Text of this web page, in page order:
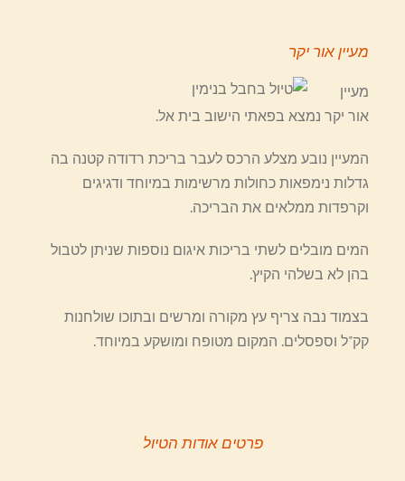
מעיין אור יקר
מעיין
אור יקר נמצא בפאתי הישוב בית אל.
המעיין נובע מצלע הרכס לעבר בריכת רדודה קטנה בה
גדלות נימפאות כחולות מרשימות במיוחד ודגיגים
וקרפדות ממלאים את הבריכה.
המים מובלים לשתי בריכות איגום נוספות שניתן לטבול
בהן לא בשלהי הקיץ.
בצמוד נבה צריף עץ מקורה ומרשים ובתוכו שולחנות
קק"ל וספסלים. המקום מטופח ומושקע במיוחד.
פרטים אודות הטיול